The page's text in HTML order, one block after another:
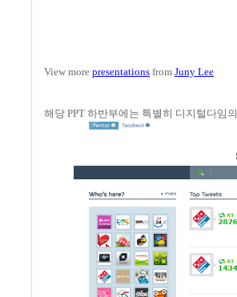
View more presentations from Juny Lee
해당 PPT 하반부에는 특별히 디지털다임의